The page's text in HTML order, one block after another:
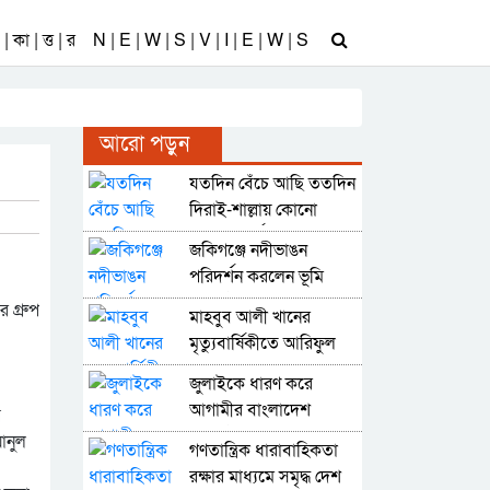
| ত্ত | র N | E | W | S | V | I | E | W | S
গ্রুপ
আরো পড়ুন
যতদিন বেঁচে আছি ততদিন
দিরাই-শাল্লায় কোনো
অনিয়ম-দুর্নীতি নয় : নাছির
চৌধুরী
জকিগঞ্জে নদীভাঙন
পরিদর্শন করলেন ভূমি
রেকর্ড ও জরিপ
অধিদপ্তরের মহাপরিচালক
মাহবুব আলী খানের
মৃত্যুবার্ষিকীতে আরিফুল
হক চৌধুরীর উদ্যোগে
দোয়া মাহফিল
জুলাইকে ধারণ করে
আগামীর বাংলাদেশ
বিনির্মাণ করবে বিএনপি :
কাইয়ুম চৌধুরী
গণতান্ত্রিক ধারাবাহিকতা
রক্ষার মাধ্যমে সমৃদ্ধ দেশ